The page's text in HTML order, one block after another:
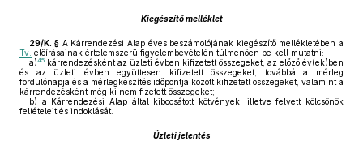
Kiegészítő melléklet
29/K. § A Kárrendezési Alap éves beszámolójának kiegészítő mellékletében a
Tv. előírásainak értelemszerű figyelembevételén túlmenően be kell mutatni:
a)45 kárrendezésként az üzleti évben kifizetett összegeket, az előző év(ek)ben
és az üzleti évben együttesen kifizetett összegeket, továbbá a mérleg
fordulónapja és a mérlegkészítés időpontja között kifizetett összegeket, valamint a
kárrendezésként még ki nem fizetett összegeket;
b) a Kárrendezési Alap által kibocsátott kötvények, illetve felvett kölcsönök
feltételeit és indoklását.
Üzleti jelentés